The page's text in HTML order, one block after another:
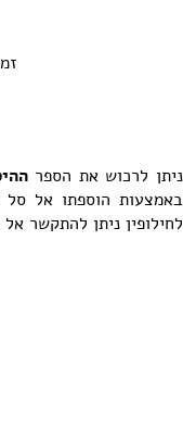
ניתן לרכוש את הספר
באמצעות הוספתו אל סל
לחילופין ניתן להתקשר